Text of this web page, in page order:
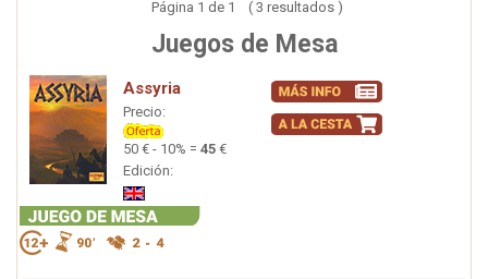
Página 1 de 1 ( 3 resultados )
Juegos de Mesa
Assyria
Precio:
50 € - 10% = 45 €
Edición: